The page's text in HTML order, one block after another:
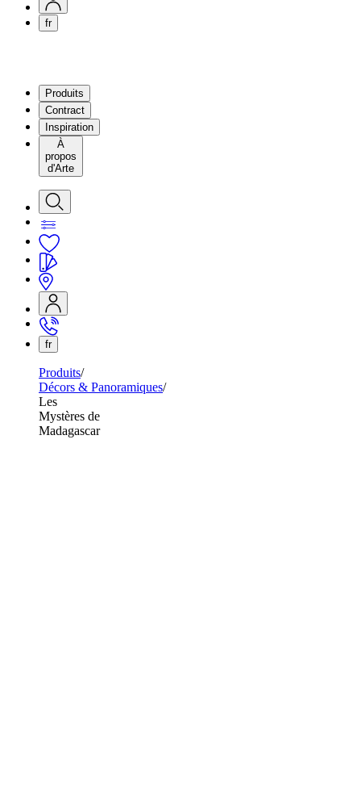
fr
Produits
Contract
Inspiration
À
propos
d'Arte
fr
Produits
Décors & Panoramiques
Les
Mystères de
Madagascar